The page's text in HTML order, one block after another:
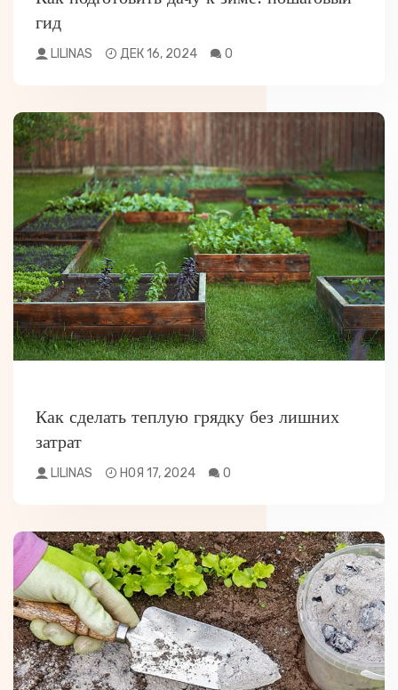
гид
LILINAS ДЕК 16, 2024 0
Как сделать теплую грядку без лишних
затрат
LILINAS НОЯ 17, 2024 0